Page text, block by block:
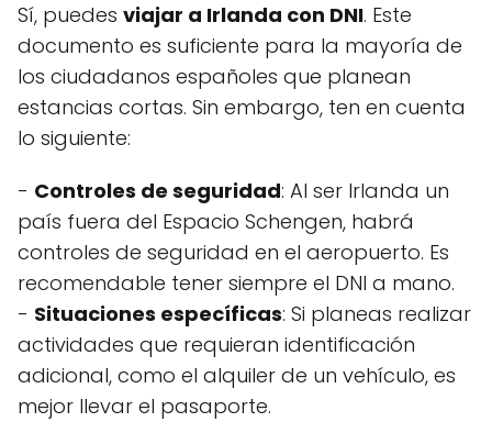
Sí, puedes viajar a Irlanda con DNI. Este
documento es suficiente para la mayoría de
los ciudadanos españoles que planean
estancias cortas. Sin embargo, ten en cuenta
lo siguiente:
- Controles de seguridad: Al ser Irlanda un
país fuera del Espacio Schengen, habrá
controles de seguridad en el aeropuerto. Es
recomendable tener siempre el DNI a mano.
- Situaciones específicas: Si planeas realizar
actividades que requieran identificación
adicional, como el alquiler de un vehículo, es
mejor llevar el pasaporte.